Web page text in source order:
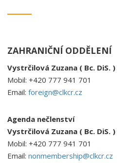
ZAHRANIČNÍ ODDĚLENÍ
Vystrčilová Zuzana ( Bc. DiS. )
Mobil: +420 777 941 701
Email: foreign@clkcr.cz
Agenda nečlenství
Vystrčilová Zuzana ( Bc. DiS. )
Mobil: +420 777 941 701
Email: nonmembership@clkcr.cz